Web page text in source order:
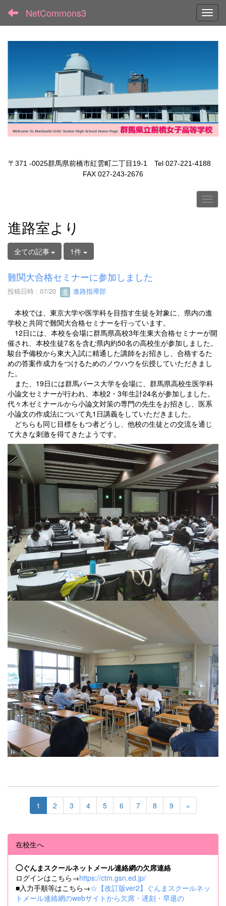
NetCommons3
〒371 -0025群馬県前橋市紅雲町二丁目19-1 Tel 027-221-4188
FAX 027-243-2676
進路室より
全ての記事 1件
難関大合格セミナーに参加しました
投稿日時 : 07/20 進路指導部
本校では、東京大学や医学科を目指す生徒を対象に、県内の進
学校と共同で難関大合格セミナーを行っています。
12日には、本校を会場に群馬県高校3年生東大合格セミナーが開
催され、本校生徒7名を含む県内約50名の高校生が参加しました。
駿台予備校から東大入試に精通した講師をお招きし、合格するた
めの答案作成力をつけるためのノウハウを伝授していただきまし
た。
また、19日には群馬パース大学を会場に、群馬県高校生医学科
小論文セミナーが行われ、本校2・3年生計24名が参加しました。
代々木ゼミナールから小論文対策の専門の先生をお招きし、医系
小論文の作成法について丸1日講義をしていただきました。
どちらも同じ目標をもつ者どうし、他校の生徒との交流を通じ
て大きな刺激を得てきたようです。
1 2 3 4 5 6 7 8 9 »
在校生へ
◯ぐんまスクールネットメール連絡網の欠席連絡
ログインはこちら→https://ctm.gsn.ed.jp/
■入力手順等はこちら→☆【改訂版ver2】ぐんまスクールネッ
トメール連絡網のwebサイトから欠席・遅刻・早退の